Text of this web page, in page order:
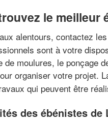
le meilleur
alentours, contactez
sont à votre
de moulures, le ponçage
organiser votre projet.
qui peuvent être
des ébénistes de